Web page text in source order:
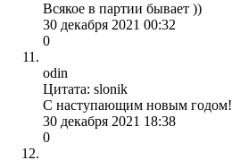
Всякое в партии бывает ))
30 декабря 2021 00:32
0
odin
Цитата: slonik
С наступающим новым годом!
30 декабря 2021 18:38
0